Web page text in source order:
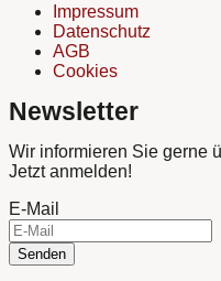
Impressum
Datenschutz
AGB
Cookies
Newsletter
Wir informieren Sie gerne
Jetzt anmelden!
E-Mail
Senden